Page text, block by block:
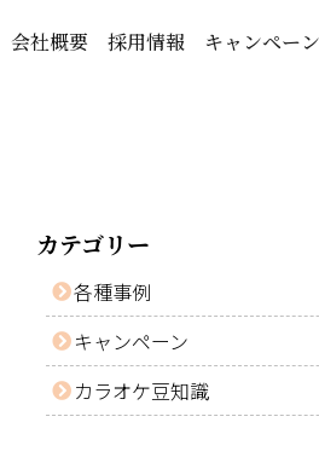
会社概要 採用情報 キャンペーン
カテゴリー
各種事例
キャンペーン
カラオケ豆知識